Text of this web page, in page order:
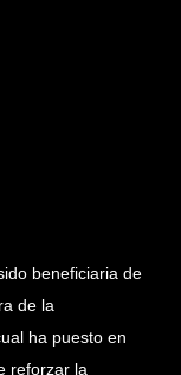
beneficiaria de
de la
ha puesto en
reforzar la